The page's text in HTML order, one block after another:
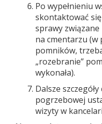
Po wypełnieniu
skontaktować
sprawy
na cmentarzu (w
pomników,
„rozebranie”
wykonała).
Dalsze
pogrzebowej
wizyty w